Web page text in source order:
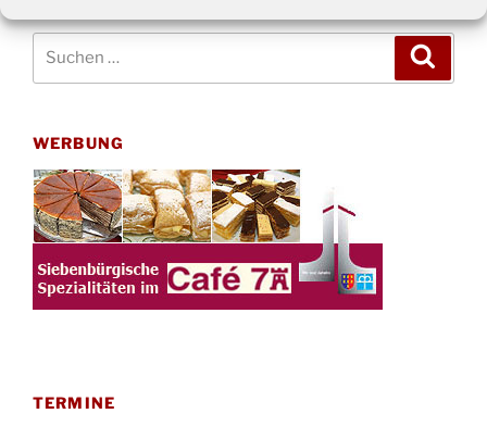
WERBUNG
TERMINE